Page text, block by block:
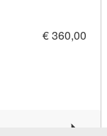
€ 360,00